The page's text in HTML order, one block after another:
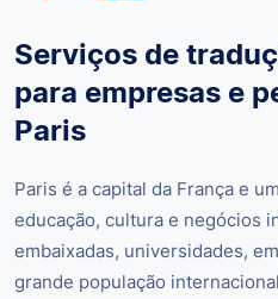
Serviços de
para empresas e
Paris
Paris é a capital da França e
educação, cultura e negócios
embaixadas, universidades,
grande população